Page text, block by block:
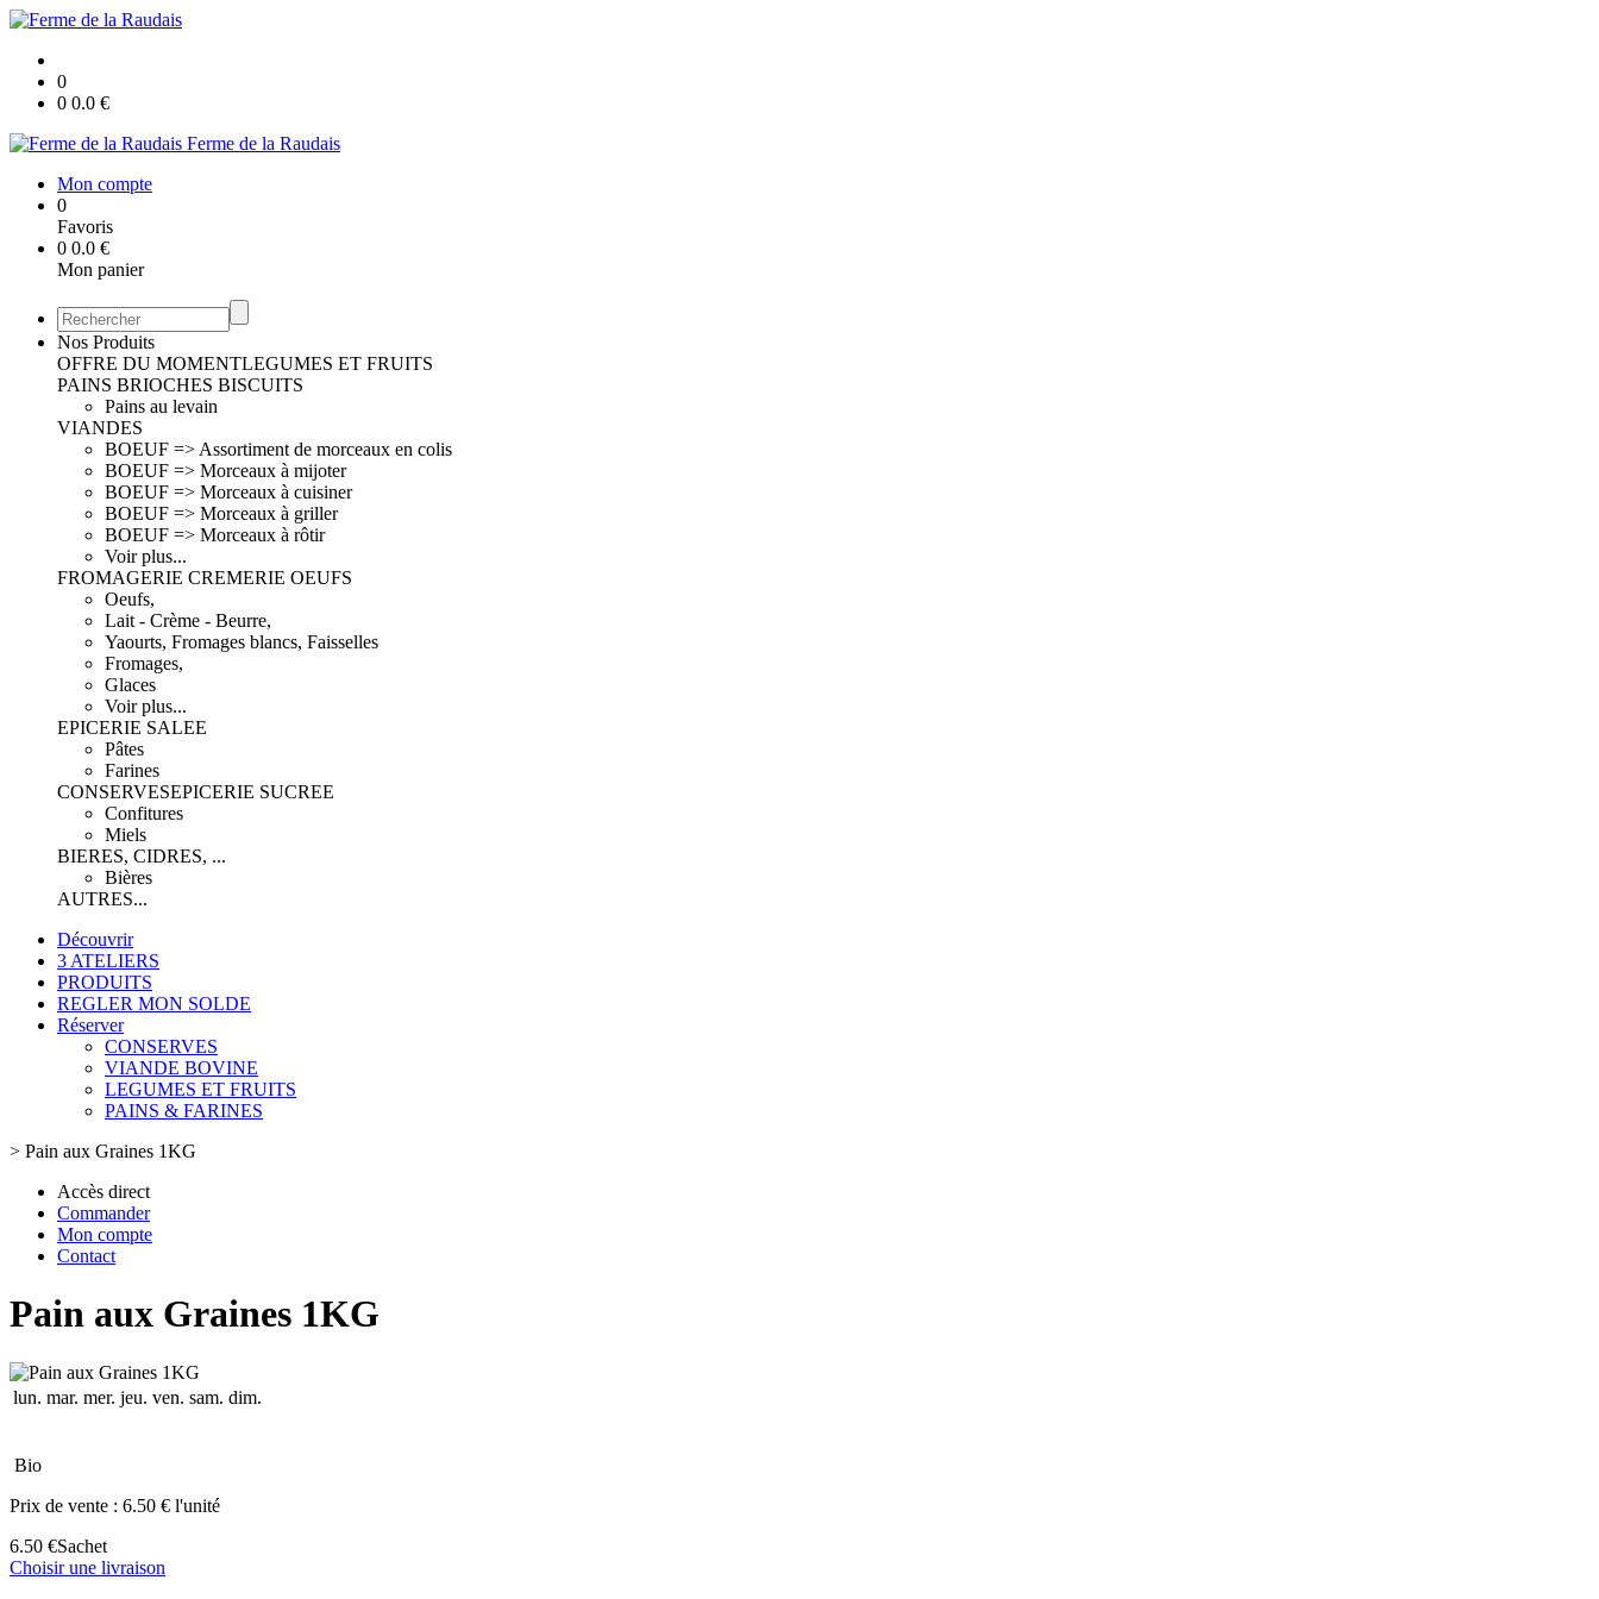
0
0 0.0 €
Ferme de la Raudais
Mon compte
0
Favoris
0 0.0 €
Mon panier
Nos Produits
OFFRE DU MOMENTLEGUMES ET FRUITS
PAINS BRIOCHES BISCUITS
Pains au levain
VIANDES
BOEUF => Assortiment de morceaux en colis
BOEUF => Morceaux à mijoter
BOEUF => Morceaux à cuisiner
BOEUF => Morceaux à griller
BOEUF => Morceaux à rôtir
Voir plus...
FROMAGERIE CREMERIE OEUFS
Oeufs,
Lait - Crème - Beurre,
Yaourts, Fromages blancs, Faisselles
Fromages,
Glaces
Voir plus...
EPICERIE SALEE
Pâtes
Farines
CONSERVESEPICERIE SUCREE
Confitures
Miels
BIERES, CIDRES, ...
Bières
AUTRES...
Découvrir
3 ATELIERS
PRODUITS
REGLER MON SOLDE
Réserver
CONSERVES
VIANDE BOVINE
LEGUMES ET FRUITS
PAINS & FARINES
> Pain aux Graines 1KG
Accès direct
Commander
Mon compte
Contact
Pain aux Graines 1KG
lun. mar. mer. jeu. ven. sam. dim.
Bio
Prix de vente : 6.50 € l'unité
6.50 €Sachet
Choisir une livraison